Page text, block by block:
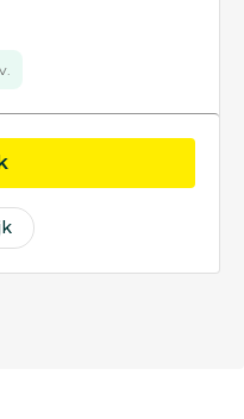
opleiding Marine